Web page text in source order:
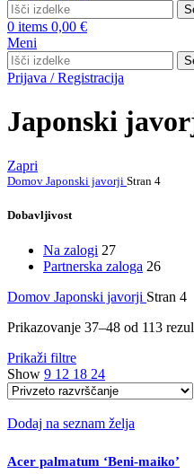
0 items 0,00 €
Meni
Prijava / Registracija
Japonski
Zapri
Domov Japonski javorji Stran 4
Dobavljivost
Na zalogi 27
Partnerska zaloga 26
Domov Japonski javorji Stran 4
Prikazovanje 37–48 od 113
Prikaži filtre
Show 9 12 18 24
Dodaj na seznam želja
Acer palmatum ‘Beni-maiko’